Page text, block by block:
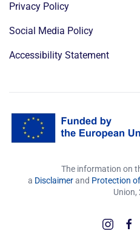
Privacy Policy
Social Media Policy
Accessibility Statement
The information on
a Disclaimerand Protection
Union,